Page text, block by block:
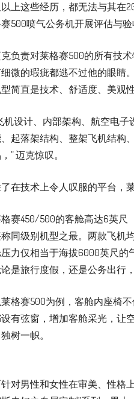
上这些经历，都无法与其在
500喷气公务机开展评估与验
负责对莱格赛500的所有技
微的瑕疵都逃不过他的眼睛
简直是技术、舒适度、美观
机设计、内部架构、航空电
起落架结构、整架飞机结构
” 迈克惊叹。
在技术上令人叹服的平台，
赛450/500的客舱高达6英尺
同级别机型之最。两款飞机
力仅相当于海拔6000英尺的
是旅行度假，还是公务出行
格赛500为例，客舱内座椅
有弦窗，增加客舱采光，让
树一帜。
对男性和女性在审美、性格